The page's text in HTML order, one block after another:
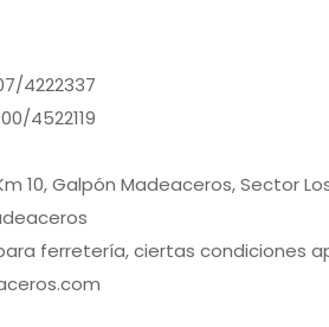
4222337
4522119
10, Galpón Madeaceros, Sector
ferretería, ciertas condiciones